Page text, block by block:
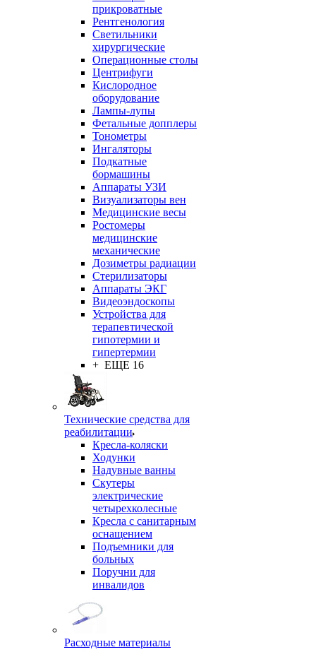
прикроватные
Рентгенология
Светильники
хирургические
Операционные столы
Центрифуги
Кислородное
оборудование
Лампы-лупы
Фетальные допплеры
Тонометры
Ингаляторы
Подкатные
бормашины
Аппараты УЗИ
Визуализаторы вен
Медицинские весы
Ростомеры
медицинские
механические
Дозиметры радиации
Стерилизаторы
Аппараты ЭКГ
Видеоэндоскопы
Устройства для
терапевтической
гипотермии и
гипертермии
+ ЕЩЕ 16
Технические средства для
реабилитации
Кресла-коляски
Ходунки
Надувные ванны
Скутеры
электрические
четырехколесные
Кресла с санитарным
оснащением
Подъемники для
больных
Поручни для
инвалидов
Расходные материалы